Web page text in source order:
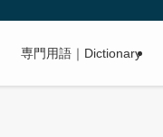
専門用語｜Dictionary